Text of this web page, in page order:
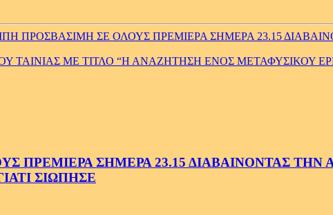
ΠΡΟΣΒΑΣΙΜΗ ΣΕ ΟΛΟΥΣ ΠΡΕΜΙΕΡΑ ΣΗΜΕΡΑ 23.15
ΤΑΙΝΙΑΣ ΜΕ ΤΙΤΛΟ “Η ΑΝΑΖΗΤΗΣΗ ΕΝΟΣ ΜΕΤΑΦΥΣΙΚΟΥ
ΣΗΜΕΡΑ 23.15 ΔΙΑΒΑΙΝΟΝΤΑΣ ΤΗΝ
ΣΙΩΠΗΣΕ